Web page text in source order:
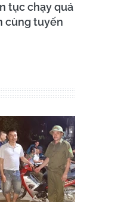
tục chạy quá
cùng tuyến